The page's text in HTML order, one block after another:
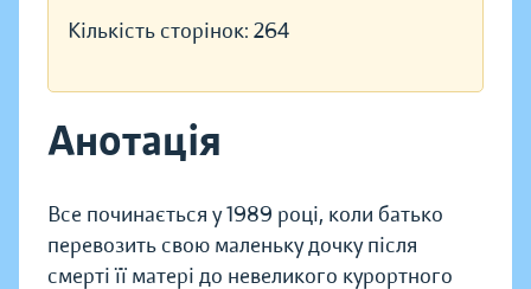
Кількість сторінок: 264
Анотація
Все починається у 1989 році, коли батько
перевозить свою маленьку дочку після
смерті її матері до невеликого курортного